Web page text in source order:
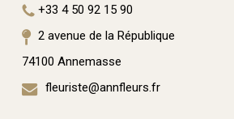
peuvent
être
choisies
sur
+33 4 50 92 15 90
2 avenue de la République
74100 Annemasse
fleuriste@annfleurs.fr